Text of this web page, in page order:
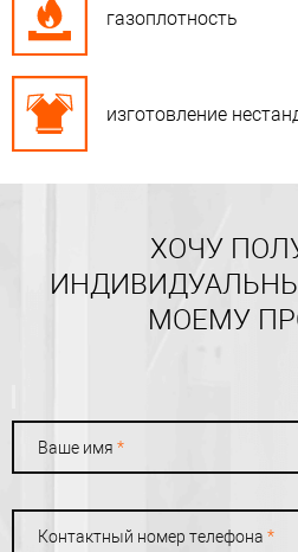
газоплотность
изготовление
ХОЧУ
МОЕМУ
Ваше имя *
Контактный номер телефона *